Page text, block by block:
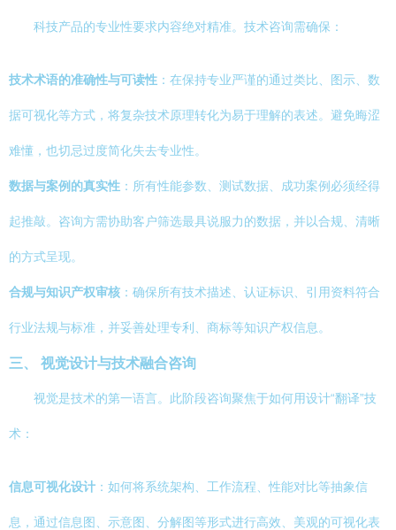
科技产品的专业性要求内容绝对精准。技术咨询需确保：
技术术语的准确性与可读性 ：在保持专业严谨的通过类比、图示、数
据可视化等方式，将复杂技术原理转化为易于理解的表述。避免晦涩
难懂，也切忌过度简化失去专业性。
数据与案例的真实性 ：所有性能参数、测试数据、成功案例必须经得
起推敲。咨询方需协助客户筛选最具说服力的数据，并以合规、清晰
的方式呈现。
合规与知识产权审核 ：确保所有技术描述、认证标识、引用资料符合
行业法规与标准，并妥善处理专利、商标等知识产权信息。
三、 视觉设计与技术融合咨询
视觉是技术的第一语言。此阶段咨询聚焦于如何用设计“翻译”技
术：
信息可视化设计 ：如何将系统架构、工作流程、性能对比等抽象信
息，通过信息图、示意图、分解图等形式进行高效、美观的可视化表